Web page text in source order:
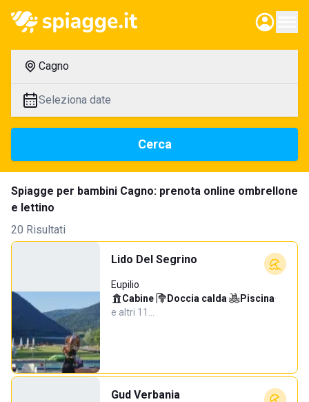
Cagno
Seleziona date
Cerca
Spiagge per bambini Cagno: prenota online ombrellone
e lettino
20 Risultati
Lido Del Segrino
Eupilio
Cabine· Doccia calda· Piscina·
e altri 11…
Gud Verbania